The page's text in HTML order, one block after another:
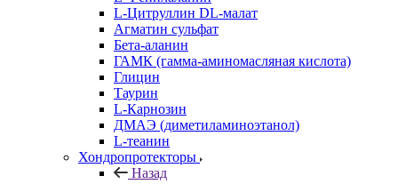
L-Цитруллин DL-малат
Агматин cульфат
Бета-аланин
ГАМК (гамма-аминомасляная кислота)
Глицин
Таурин
L-Карнозин
ДМАЭ (диметиламиноэтанол)
L-теанин
Хондропротекторы
Назад